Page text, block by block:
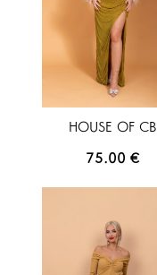
HOUSE OF CB
75.00 €